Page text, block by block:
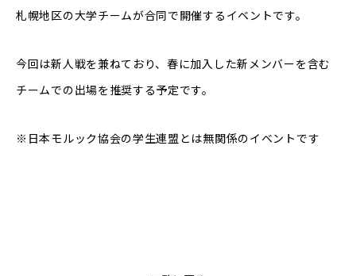
札幌地区の大学チームが合同で開催するイベントです。
今回は新人戦を兼ねており、春に加入した新メンバーを含む
チームでの出場を推奨する予定です。
※日本モルック協会の学生連盟とは無関係のイベントです